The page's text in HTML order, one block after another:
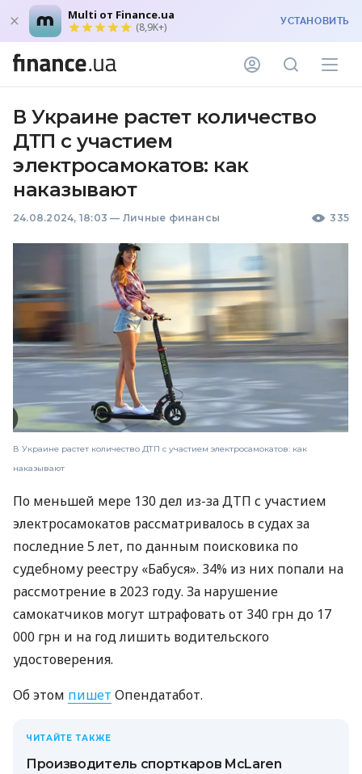
Multi от Finance.ua
(8,9K+) УСТАНОВИТЬ
В Украине растет количество
ДТП с участием
электросамокатов: как
наказывают
24.08.2024, 18:03 — Личные финансы 335
В Украине растет количество ДТП с участием электросамокатов: как
наказывают
По меньшей мере 130 дел из-за ДТП с участием
электросамокатов рассматривалось в судах за
последние 5 лет, по данным поисковика по
судебному реестру «Бабуся». 34% из них попали на
рассмотрение в 2023 году. За нарушение
самокатчиков могут штрафовать от 340 грн до 17
000 грн и на год лишить водительского
удостоверения.
Об этом пишет Опендатабот.
ЧИТАЙТЕ ТАКЖЕ
Производитель спорткаров McLaren